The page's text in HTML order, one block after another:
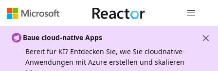
Baue cloud-native Apps
Bereit für KI? Entdecken Sie, wie Sie cloudnative-
Anwendungen mit Azure erstellen und skalieren